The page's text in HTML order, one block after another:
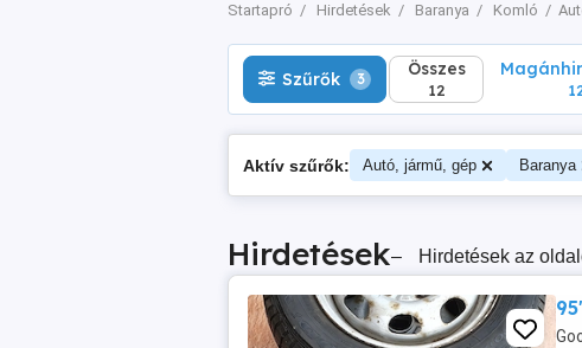
Startapró Hirdetések Baranya Komló
Szűrők 3 Összes
12
Aktív szűrők: Autó, jármű, gép Baranya
Hirdetések– Hirdetések az